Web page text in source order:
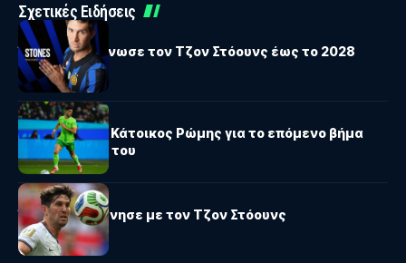
Σχετικές Ειδήσεις
SERIE A ΔΙΕΘΝΗ
Ίντερ: Ανακοίνωσε τον Τζον Στόουνς έως το 2028
SERIE A
Κουλιεράκης: Κάτοικος Ρώμης για το επόμενο βήμα
της καριέρας του
SERIE A
Ίντερ: Συμφώνησε με τον Τζον Στόουνς